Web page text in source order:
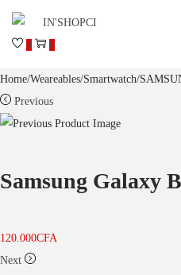
0 0
Home/Weareables/Smartwatch/
Previous
Samsung Galaxy
120.000CFA
Next